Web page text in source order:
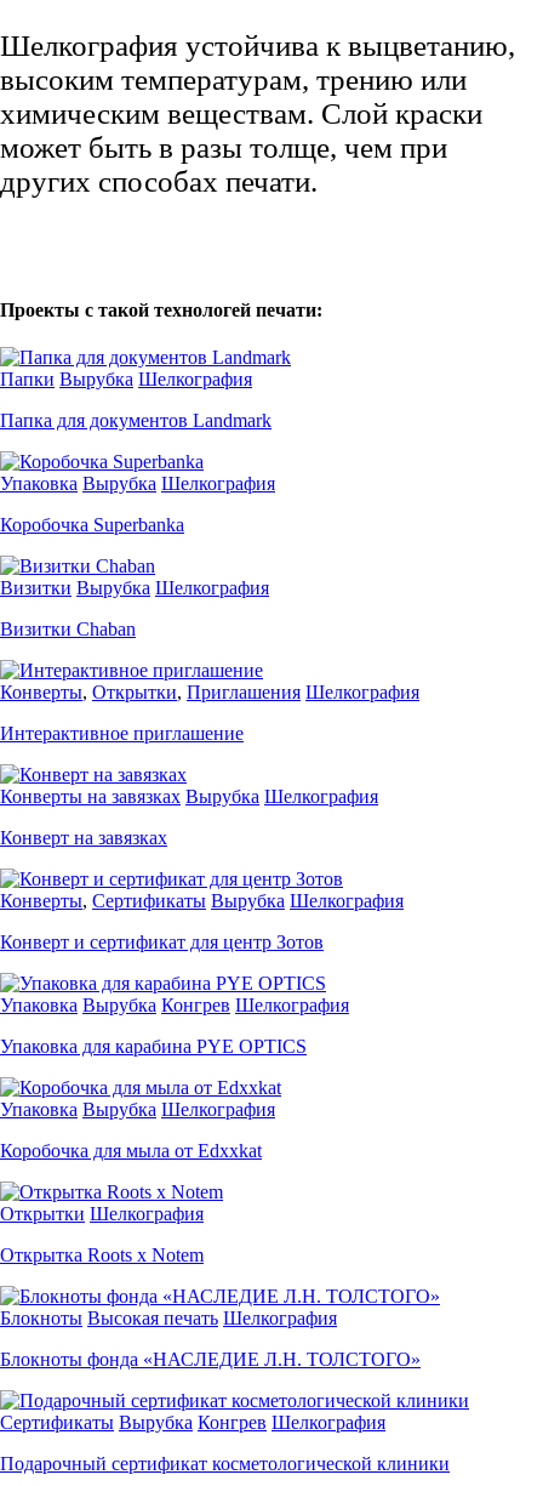
Шелкография устойчива к выцветанию,
высоким температурам, трению или
химическим веществам. Слой краски
может быть в разы толще, чем при
других способах печати.
Проекты с такой технологей печати:
Папки Вырубка Шелкография
Папка для документов Landmark
Упаковка Вырубка Шелкография
Коробочка Superbanka
Визитки Вырубка Шелкография
Визитки Chaban
Конверты, Открытки, Приглашения Шелкография
Интерактивное приглашение
Конверты на завязках Вырубка Шелкография
Конверт на завязках
Конверты, Сертификаты Вырубка Шелкография
Конверт и сертификат для центр Зотов
Упаковка Вырубка Конгрев Шелкография
Упаковка для карабина PYE OPTICS
Упаковка Вырубка Шелкография
Коробочка для мыла от Edxxkat
Открытки Шелкография
Открытка Roots x Notem
Блокноты Высокая печать Шелкография
Блокноты фонда «НАСЛЕДИЕ Л.Н. ТОЛСТОГО»
Сертификаты Вырубка Конгрев Шелкография
Подарочный сертификат косметологической клиники